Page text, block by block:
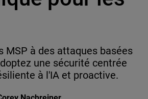
MSP à des attaques basées
une sécurité centrée
à l'IA et proactive.